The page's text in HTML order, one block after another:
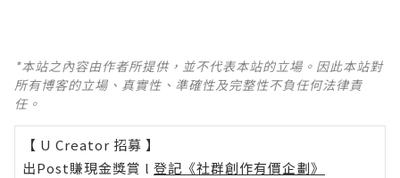
*本站之內容由作者所提供，並不代表本站的立場。因此本站對
所有博客的立場、真實性、準確性及完整性不負任何法律責
任。
【 U Creator 招募 】
出Post賺現金獎賞 l 登記《社群創作有價企劃》